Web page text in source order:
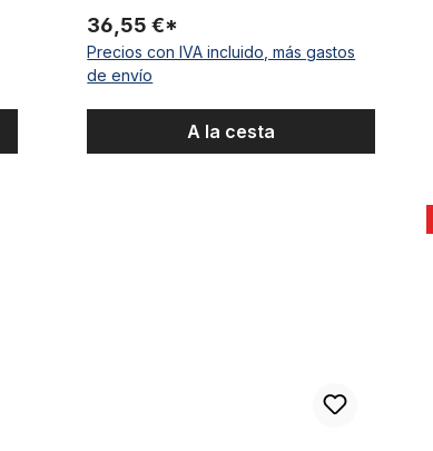
36,55 €*
Precios con IVA incluido, más gastos
de envío
A la cesta